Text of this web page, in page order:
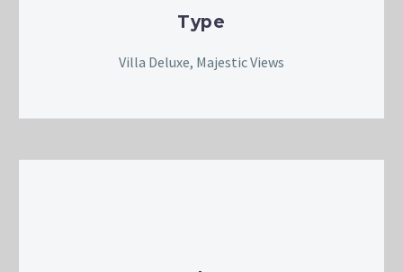
Type
Villa Deluxe, Majestic Views